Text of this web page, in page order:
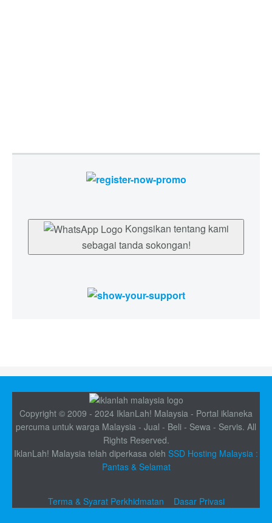
sebagai tanda sokongan!
Copyright © 2009 - 2024 IklanLah! Malaysia - Portal iklaneka
percuma untuk warga Malaysia - Jual - Beli - Sewa - Servis. All
Rights Reserved.
IklanLah! Malaysia telah diperkasa oleh SSD Hosting Malaysia :
Pantas & Selamat
Terma & Syarat Perkhidmatan Dasar Privasi